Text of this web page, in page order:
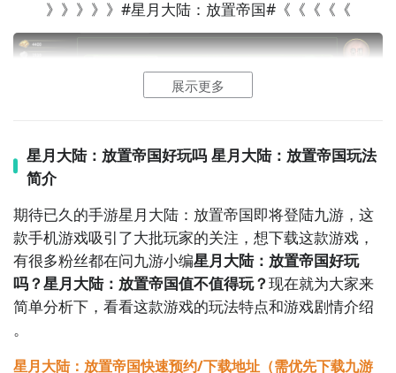
部分做得还可以。每个英雄除了基础属性，还
有独立的传记介绍，看完这些介绍，能对角色有更深的
是，虽然英雄很多，但前期资源有限，建议先集中培养
几个核心角色，等后期资源充足了，再慢慢补齐其他英
雄。
游戏采用成熟的放置玩法，离线期间即可自动积攒经验
与各类资源，上线后可以直接领取收益并用于角色升级
程免费畅玩模式，未设置任何收费商城，所有的英雄角
色与核心资源均可通过探索战斗和
》》》》》#星月大陆：放置帝国#《《《《《
展示更多
星月大陆：放置帝国好玩吗 星月大陆：放置帝国玩法
简介
期待已久的手游星月大陆：放置帝国即将登陆九游，这
款手机游戏吸引了大批玩家的关注，想下载这款游戏，
有很多粉丝都在问九游小编星月大陆：放置帝国好玩
吗？星月大陆：放置帝国值不值得玩？现在就为大家来
简单分析下，看看这款游戏的玩法特点和游戏剧情介绍
。
星月大陆：放置帝国快速预约/下载地址（需优先下载九游